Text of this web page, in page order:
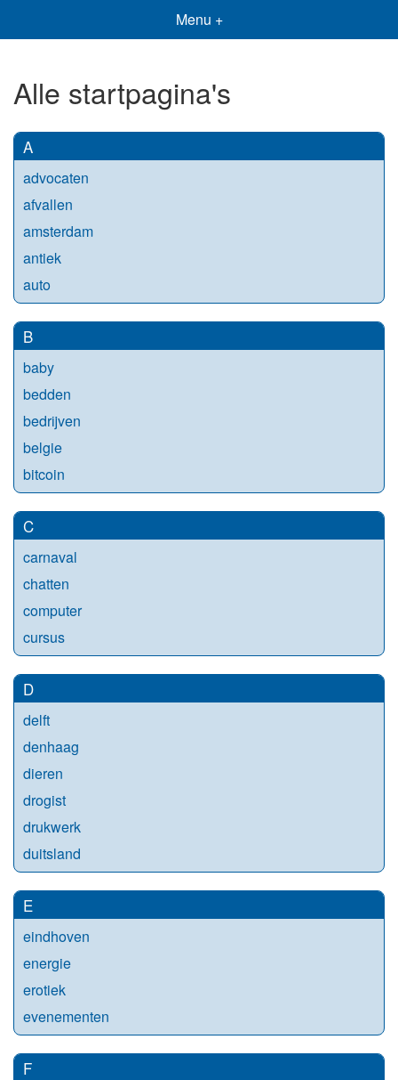
Menu +
Alle startpagina's
A
advocaten
afvallen
amsterdam
antiek
auto
B
baby
bedden
bedrijven
belgie
bitcoin
C
carnaval
chatten
computer
cursus
D
delft
denhaag
dieren
drogist
drukwerk
duitsland
E
eindhoven
energie
erotiek
evenementen
F